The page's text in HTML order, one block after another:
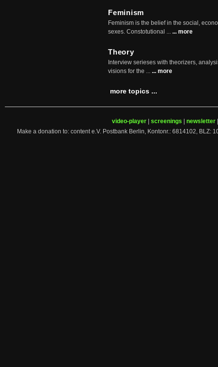
Feminism
Feminism is the belief in the social,
sexes. Constotutional ... ... more
Theory
Interview serieses with theorizers,
visions for the ... ... more
more topics ...
video-player screenings newsletter
Make a donation to: content e.V. Postbank Berlin, Kontonr.: 6814102, BLZ: